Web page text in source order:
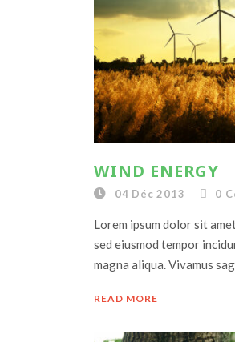
WIND ENERGY
04 Déc 2013 0
Lorem ipsum dolor sit
sed eiusmod tempor
magna aliqua. Vivamus
READ MORE